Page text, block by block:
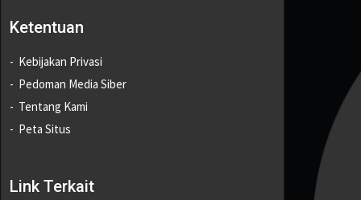
Ketentuan
Kebijakan Privasi
Pedoman Media Siber
Tentang Kami
Peta Situs
Link Terkait